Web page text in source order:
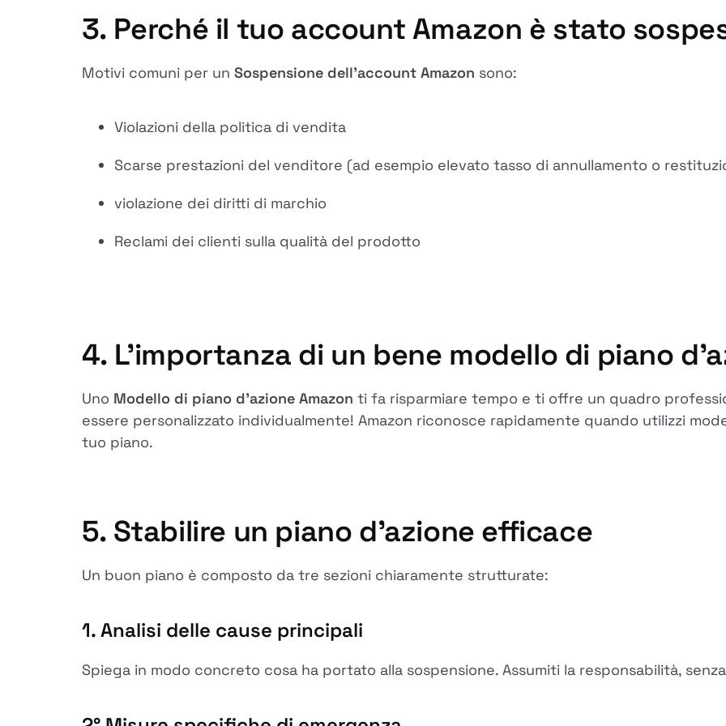
3. Perché il tuo account Amazon è stato
Motivi comuni per un Sospensione dell'account Amazon sono:
Violazioni della politica di vendita
Scarse prestazioni del venditore (ad esempio elevato tasso di annullamento o
violazione dei diritti di marchio
Reclami dei clienti sulla qualità del prodotto
4. L'importanza di un bene modello di piano
Uno Modello di piano d'azione Amazon ti fa risparmiare tempo e ti offre un quadro
essere personalizzato individualmente! Amazon riconosce rapidamente quando utilizzi
tuo piano.
5. Stabilire un piano d'azione efficace
Un buon piano è composto da tre sezioni chiaramente strutturate:
1.Analisi delle cause principali
Spiega in modo concreto cosa ha portato alla sospensione. Assumiti la responsabilità,